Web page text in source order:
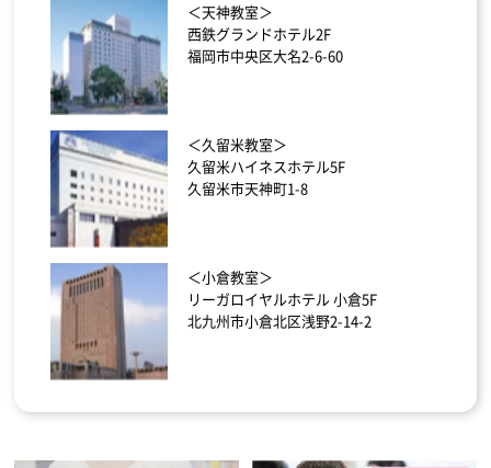
＜天神教室＞
西鉄グランドホテル2F
福岡市中央区大名2-6-60
＜久留米教室＞
久留米ハイネスホテル5F
久留米市天神町1-8
＜小倉教室＞
リーガロイヤルホテル 小倉5F
北九州市小倉北区浅野2-14-2